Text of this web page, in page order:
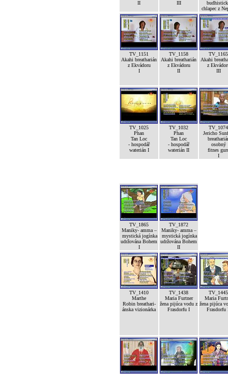
II III
chlapec z
TV_1151
Akahi breatharián
z Ekvádoru
I
TV_1158
Akahi breatharián
z Ekvádoru
II
TV_1165
Akahi
z
III
TV_1025
Phan
Tan Loc
- hospodář
waterián I
TV_1032
Phan
Tan Loc
- hospodář
waterián II
TV_1074
Jericho
osobný
fitnes
I
TV_1865
Maniky- amma –
mystická jogínka
udržována Bohem
I
TV_1872
Maniky- amma –
mystická jogínka
udržována Bohem
II
TV_1410
Marthe
Robin breathari-
ánska vizionárka
TV_1438
Maria Furtner
žena pijúca vodu z
Frasdorfu I
TV_1445
Maria
žena pijúca
Frasdorfu